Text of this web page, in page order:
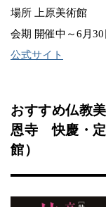
場所 上原美術館
会期 開催中～6月30
公式サイト
おすすめ仏教
恩寺 快慶・定
館）